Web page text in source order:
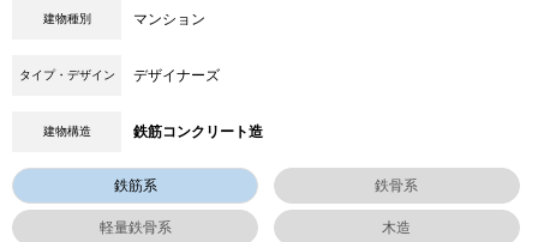
建物種別 マンション
タイプ・デザイン デザイナーズ
建物構造 鉄筋コンクリート造
鉄筋系 鉄骨系
軽量鉄骨系 木造